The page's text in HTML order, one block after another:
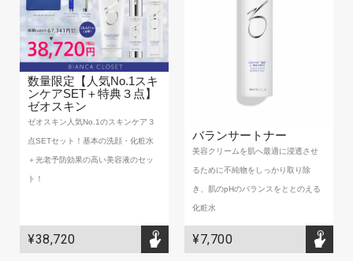
数量限定【人気No.1スキ
ンケアSET＋特典３点】
ゼオスキン
ゼオスキン人気No.1のスキンケア３
点SETセット！基本の洗顔・化粧水
＋光老予防効果の高い美容液のセッ
ト！
¥38,720
バランサートナー
美容クリームを肌へ最適に浸透させ
るために不純物をしっかり取り除
き、肌のpHのバランスをととのえる
化粧水
¥7,700
INSTAGRAM
BIANCA CLINIC
CONTACT